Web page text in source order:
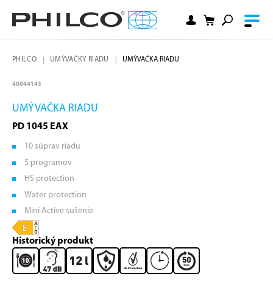
PHILCO UMÝVAČKY RIADU UMÝVAČKA RIADU
40044143
UMÝVAČKA RIADU
PD 1045 EAX
10 súprav riadu
5 programov
HS protection
Water protection
Mini Active sušenie
Historický produkt